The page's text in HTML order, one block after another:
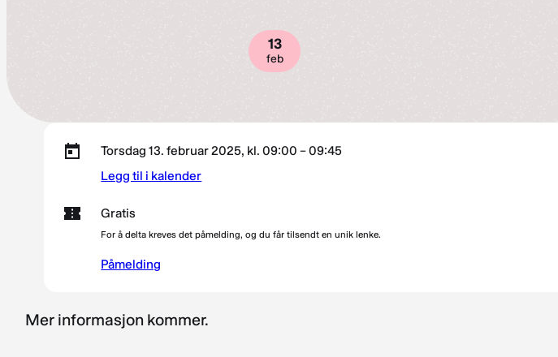
13
feb
Torsdag 13. februar 2025, kl. 09:00 – 09:45
Legg til i kalender
Gratis
For å delta kreves det påmelding, og du får tilsendt en unik lenke.
Påmelding
Mer informasjon kommer.